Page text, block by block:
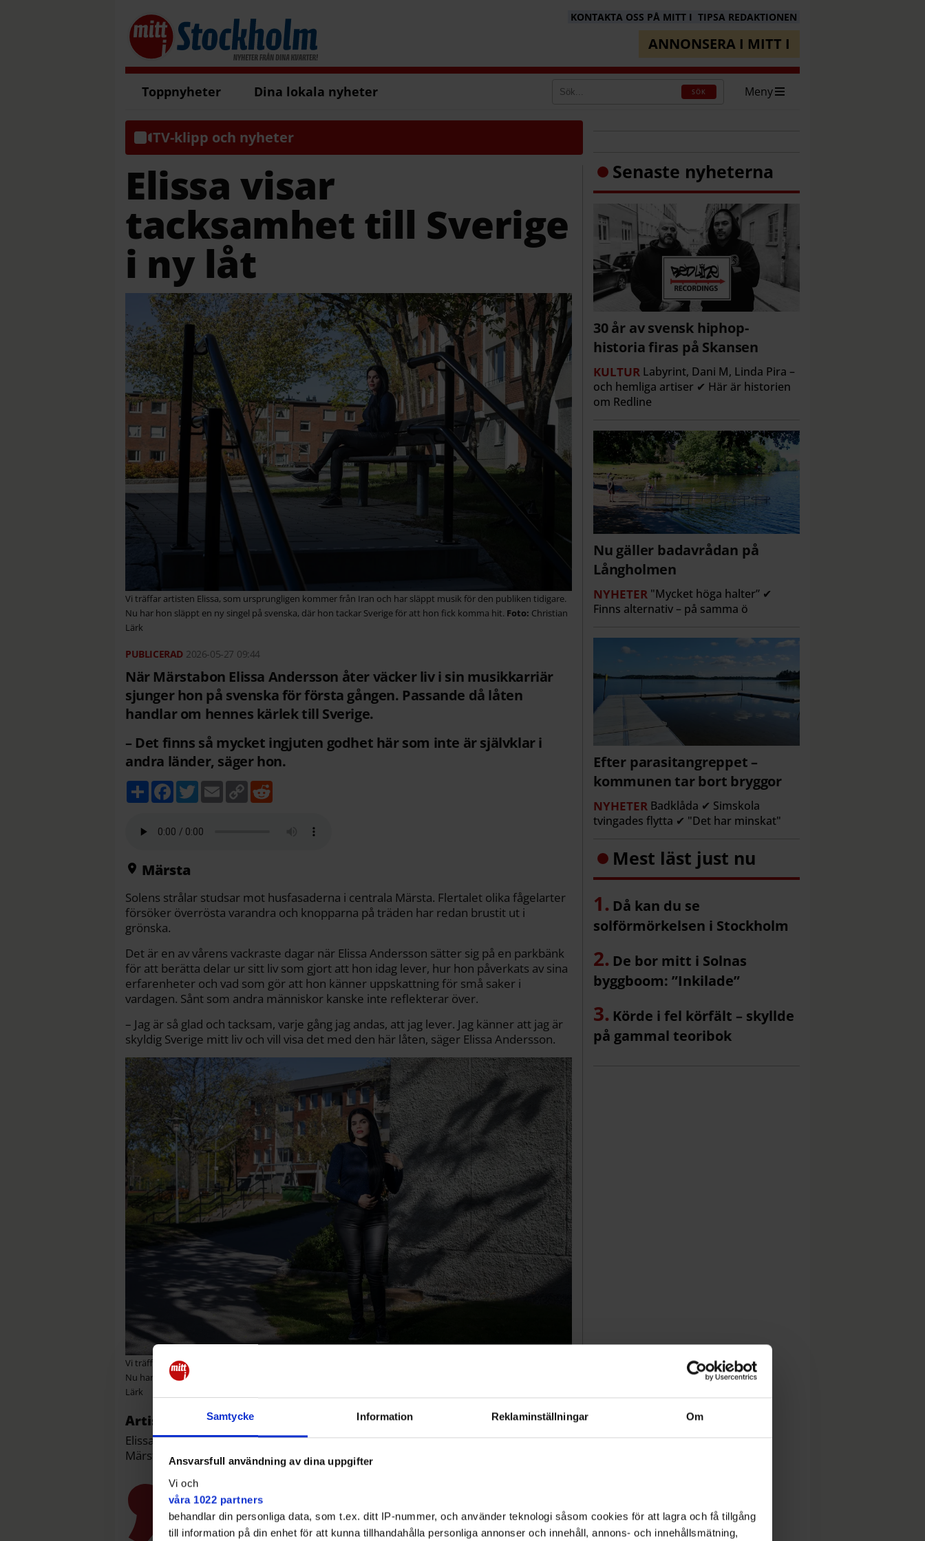
Samtycke Information Reklaminställningar Om
Ansvarsfull användning av dina uppgifter
Vi och
våra 1022 partners
behandlar din personliga data, som t.ex. ditt IP-nummer, och använder teknologi såsom cookies för att lagra och få tillgång
till information på din enhet för att kunna tillhandahålla personliga annonser och innehåll, annons- och innehållsmätning,
KONTAKTA OSS PÅ MITT I TIPSA REDAKTIONEN
ANNONSERA I MITT I
Toppnyheter Dina lokala nyheter SÖK Meny
TV-klipp och nyheter
Elissa visar
tacksamhet till Sverige
i ny låt
Vi träffar artisten Elissa, som ursprungligen kommer från Iran och har släppt musik för den publiken tidigare.
Nu har hon släppt en ny singel på svenska, där hon tackar Sverige för att hon fick komma hit.
Christian
Lärk
2026-05-27 09:44
När Märstabon Elissa Andersson åter väcker liv i sin musikkarriär
sjunger hon på svenska för första gången. Passande då låten
handlar om hennes kärlek till Sverige.
– Det finns så mycket ingjuten godhet här som inte är självklar i
andra länder, säger hon.
D
e
F
b
k
T
w
t
E
m
C
o
Märsta
Solens strålar studsar mot husfasaderna i centrala Märsta. Flertalet olika fågelarter
försöker överrösta varandra och knopparna på träden har redan brustit ut i
grönska.
Det är en av vårens vackraste dagar när Elissa Andersson sätter sig på en parkbänk
för att berätta delar ur sitt liv som gjort att hon idag lever, hur hon påverkats av sina
erfarenheter och vad som gör att hon känner uppskattning för små saker i
vardagen. Sånt som andra människor kanske inte reflekterar över.
– Jag är så glad och tacksam, varje gång jag andas, att jag lever. Jag känner att jag är
skyldig Sverige mitt liv och vill visa det med den här låten, säger Elissa Andersson.
Vi träffar artisten Elissa, som ursprungligen kommer från Iran och har släppt musik för den publiken tidigare.
Nu har hon släppt en ny singel på svenska, där hon tackar Sverige för att hon fick komma hit.
Lärk
Artist sedan länge
Elissa Andersson är en musiker från Iran, där hon släppt flera låtar. Nu bor hon i
Märsta och släpper nu musik på svenska.
Senaste nyheterna
30 år av svensk hiphop-
historia firas på Skansen
KULTUR Labyrint, Dani M, Linda Pira –
och hemliga artiser ✔ Här är historien
om Redline
Nu gäller badavrådan på
Långholmen
NYHETER "Mycket höga halter” ✔
Finns alternativ – på samma ö
Efter parasitangreppet –
kommunen tar bort bryggor
NYHETER Badklåda ✔ Simskola
tvingades flytta ✔ "Det har minskat"
Mest läst just nu
Då kan du se
solförmörkelsen i Stockholm
De bor mitt i Solnas
byggboom: ”Inkilade”
Körde i fel körfält – skyllde
på gammal teoribok